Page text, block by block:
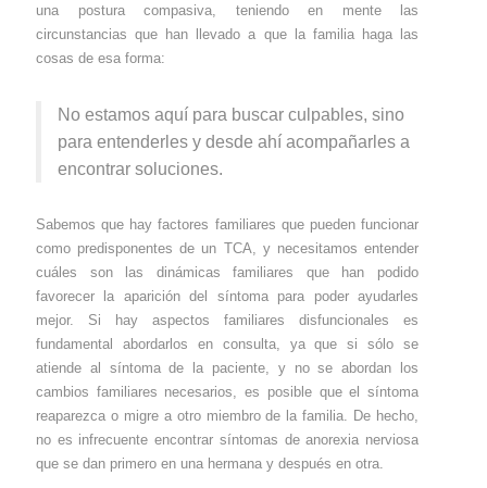
una postura compasiva, teniendo en mente las
circunstancias que han llevado a que la familia haga las
cosas de esa forma:
No estamos aquí para buscar culpables, sino
para entenderles y desde ahí acompañarles a
encontrar soluciones.
Sabemos que hay factores familiares que pueden funcionar
como predisponentes de un TCA, y necesitamos entender
cuáles son las dinámicas familiares que han podido
favorecer la aparición del síntoma para poder ayudarles
mejor. Si hay aspectos familiares disfuncionales es
fundamental abordarlos en consulta, ya que si sólo se
atiende al síntoma de la paciente, y no se abordan los
cambios familiares necesarios, es posible que el síntoma
reaparezca o migre a otro miembro de la familia. De hecho,
no es infrecuente encontrar síntomas de anorexia nerviosa
que se dan primero en una hermana y después en otra.